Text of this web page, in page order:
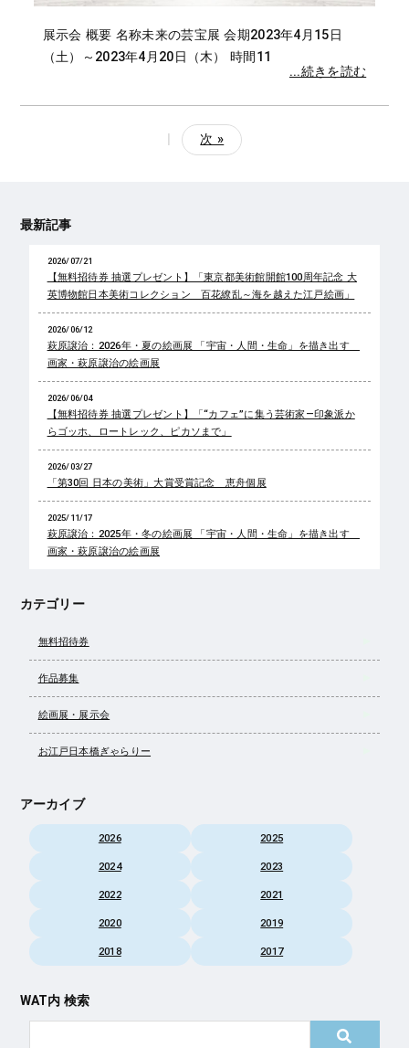
展示会 概要 名称未来の芸宝展 会期2023年4月15日
（土）～2023年4月20日（木） 時間11
...続きを読む
次 »
最新記事
2026/07/21
【無料招待券 抽選プレゼント】「東京都美術館開館100周年記念 大
英博物館日本美術コレクション 百花繚乱～海を越えた江戸絵画」
2026/06/12
萩原譲治：2026年・夏の絵画展 「宇宙・人間・生命」を描き出す
画家・萩原譲治の絵画展
2026/06/04
【無料招待券 抽選プレゼント】「“カフェ”に集う芸術家―印象派か
らゴッホ、ロートレック、ピカソまで」
2026/03/27
「第30回 日本の美術」大賞受賞記念 恵舟個展
2025/11/17
萩原譲治：2025年・冬の絵画展 「宇宙・人間・生命」を描き出す
画家・萩原譲治の絵画展
カテゴリー
無料招待券
作品募集
絵画展・展示会
お江戸日本橋ぎゃらりー
アーカイブ
2026 2025
2024 2023
2022 2021
2020 2019
2018 2017
WAT内 検索